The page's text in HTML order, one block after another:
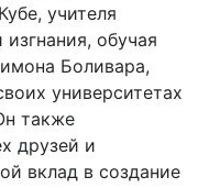
учителя
обучая
Боливара,
университетах
также
друзей и
вклад в создание